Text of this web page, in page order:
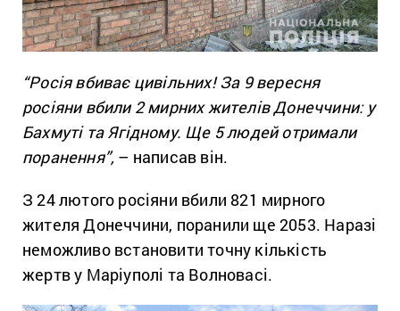
“Росія вбиває цивільних! За 9 вересня
росіяни вбили 2 мирних жителів Донеччини: у
Бахмуті та Ягідному. Ще 5 людей отримали
поранення”, – написав він.
З 24 лютого росіяни вбили 821 мирного
жителя Донеччини, поранили ще 2053. Наразі
неможливо встановити точну кількість
жертв у Маріуполі та Волновасі.